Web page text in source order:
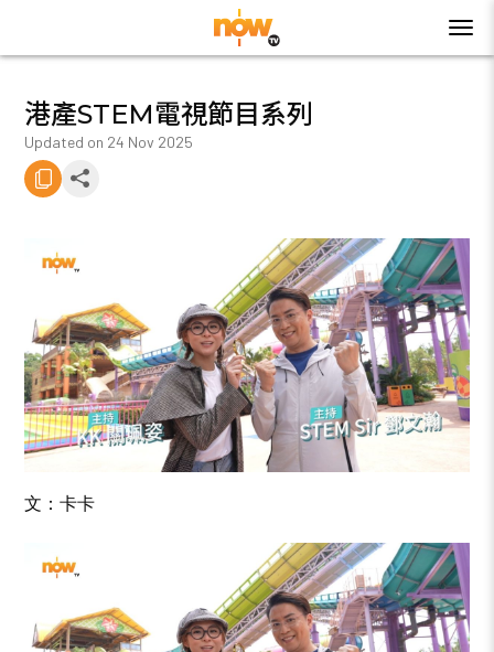
港產STEM電視節目系列
Updated on 24 Nov 2025
文：卡卡